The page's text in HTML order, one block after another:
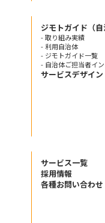
ジモトガイド（自
- 取り組み実績
- 利用自治体
- ジモトガイド一覧
- 自治体ご担当者イ
サービスデザイ
サービス一覧
採用情報
各種お問い合わせ